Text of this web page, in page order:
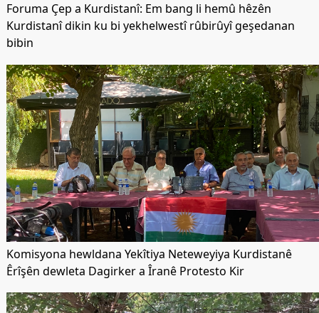
Foruma Çep a Kurdistanî: Em bang li hemû hêzên
Kurdistanî dikin ku bi yekhelwestî rûbirûyî geşedanan
bibin
Komisyona hewldana Yekîtiya Neteweyiya Kurdistanê
Êrîşên dewleta Dagirker a Îranê Protesto Kir